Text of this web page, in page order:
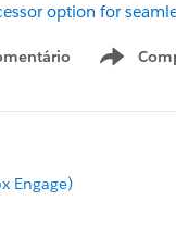
option for
Engage)